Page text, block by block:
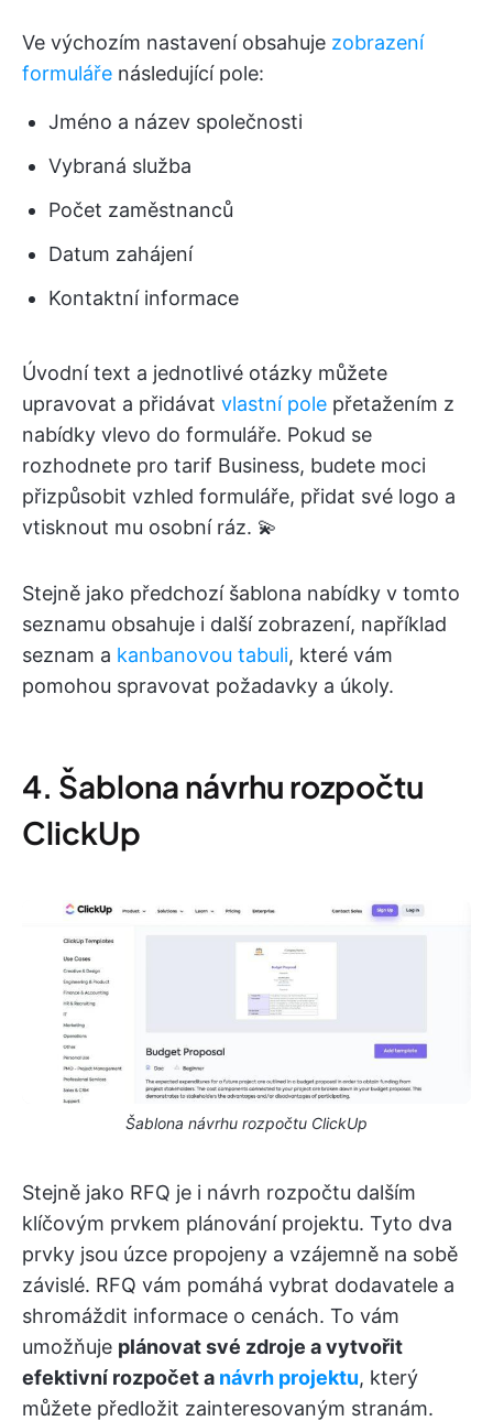
Ve výchozím nastavení obsahuje zobrazení
formuláře následující pole:
Jméno a název společnosti
Vybraná služba
Počet zaměstnanců
Datum zahájení
Kontaktní informace
Úvodní text a jednotlivé otázky můžete
upravovat a přidávat vlastní pole přetažením z
nabídky vlevo do formuláře. Pokud se
rozhodnete pro tarif Business, budete moci
přizpůsobit vzhled formuláře, přidat své logo a
vtisknout mu osobní ráz. 💫
Stejně jako předchozí šablona nabídky v tomto
seznamu obsahuje i další zobrazení, například
seznam a kanbanovou tabuli, které vám
pomohou spravovat požadavky a úkoly.
4. Šablona návrhu rozpočtu
ClickUp
Šablona návrhu rozpočtu ClickUp
Stejně jako RFQ je i návrh rozpočtu dalším
klíčovým prvkem plánování projektu. Tyto dva
prvky jsou úzce propojeny a vzájemně na sobě
závislé. RFQ vám pomáhá vybrat dodavatele a
shromáždit informace o cenách. To vám
umožňuje plánovat své zdroje a vytvořit
efektivní rozpočet a návrh projektu, který
můžete předložit zainteresovaným stranám.